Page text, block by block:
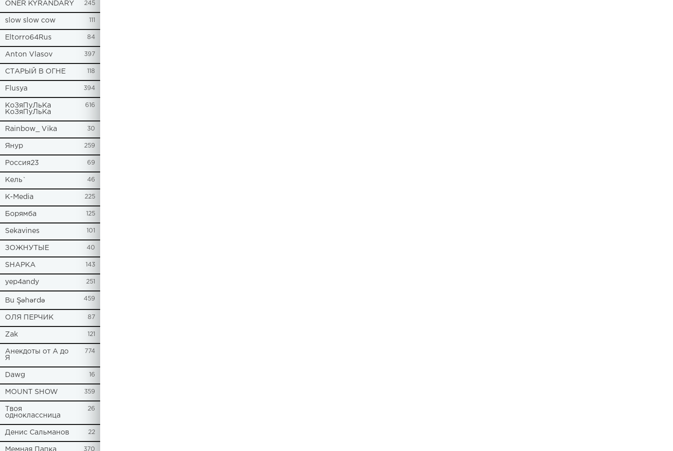
ONER KYRANDARY 245
slow slow cow 111
Eltorro64Rus 84
Anton Vlasov 397
СТАРЫЙ В ОГНЕ 118
Flusya 394
КоЗяПуЛьКа
КоЗяПуЛьКа
616
Rainbow_ Vika 30
Янур 259
Россия23 69
Кель` 46
К-Media 225
Борямба 125
Sekavines 101
ЗОЖНУТЫЕ 40
SHAPKA 143
yep4andy 251
Bu Şəhərdə 459
ОЛЯ ПЕРЧИК 87
Zak 121
Анекдоты от А до
Я
774
Dawg 16
MOUNT SHOW 359
Твоя
одноклассница
26
Денис Сальманов 22
Мемная Папка 370